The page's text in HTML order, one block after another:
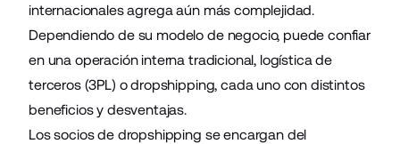
internacionales agrega aún más complejidad.
Dependiendo de su modelo de negocio, puede confiar
en una operación interna tradicional, logística de
terceros (3PL) o dropshipping, cada uno con distintos
beneficios y desventajas.
Los socios de dropshipping se encargan del